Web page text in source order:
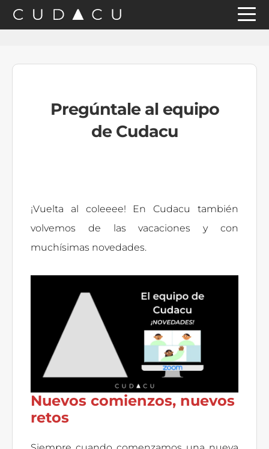
Saltar
a
Saltar
al
Saltar
a
Pregúntale al equipo
de Cudacu
¡Vuelta al coleeee! En Cudacu también
volvemos de las vacaciones y con
muchísimas novedades.
Nuevos comienzos, nuevos
retos